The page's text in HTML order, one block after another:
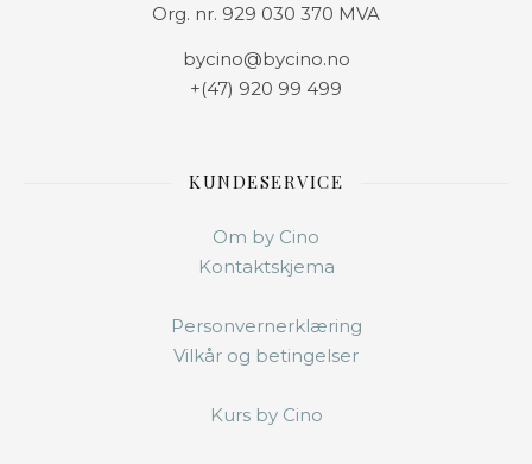
Org. nr. 929 030 370 MVA
bycino@bycino.no
+(47) 920 99 499
KUNDESERVICE
Om by Cino
Kontaktskjema
Personvernerklæring
Vilkår og betingelser
Kurs by Cino